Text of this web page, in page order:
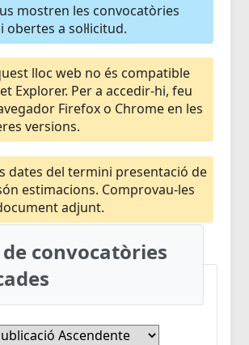
mostren les convocatòries
obertes a sol·licitud.
lloc web no és compatible
Explorer. Per a accedir-hi, feu
Firefox o Chrome en les
versions.
dates del termini presentació de
estimacions. Comprovau-les
adjunt.
convocatòries